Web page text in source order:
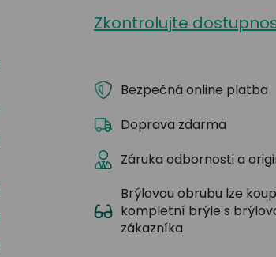
Zkontrolujte
Bezpečná online platba
Doprava zdarma
Záruka odbornosti a
Brýlovou obrubu lze
kompletní brýle s
zákazníka